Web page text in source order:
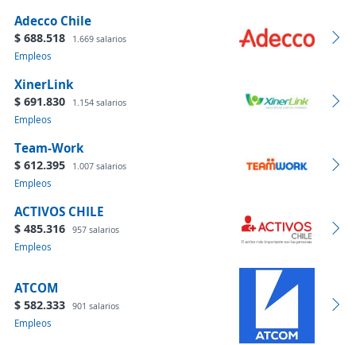
Adecco Chile
$ 688.518 1.669 salarios
Empleos
XinerLink
$ 691.830 1.154 salarios
Empleos
Team-Work
$ 612.395 1.007 salarios
Empleos
ACTIVOS CHILE
$ 485.316 957 salarios
Empleos
ATCOM
$ 582.333 901 salarios
Empleos